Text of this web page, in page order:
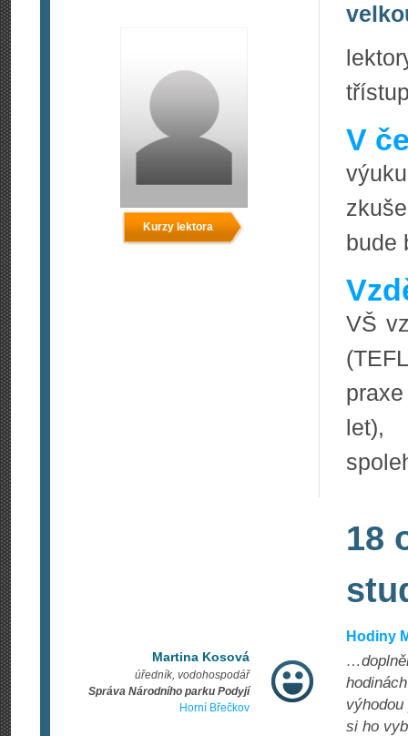
Kurzy lektora
V
bude
VŠ
let),
18
Martina Kosová
úředník, vodohospodář
Správa Národního parku Podyjí
Horní Břečkov
Hodiny
si ho